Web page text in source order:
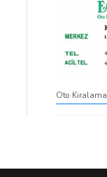
Oto Kiralama